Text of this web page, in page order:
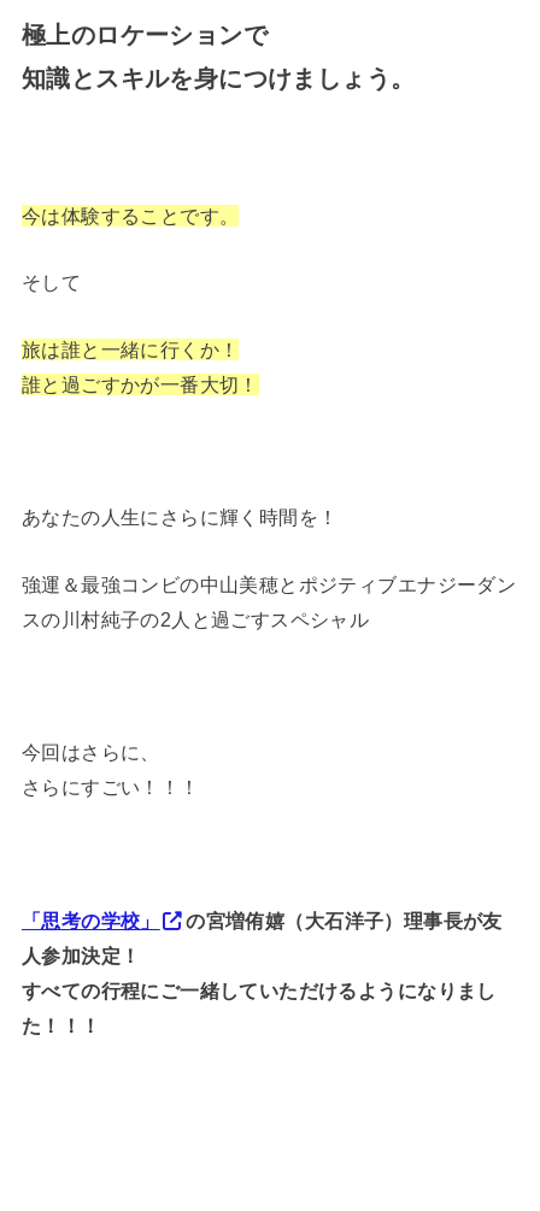
極上のロケーションで
知識とスキルを身につけましょう。
今は体験することです。
そして
旅は誰と一緒に行くか！
誰と過ごすかが一番大切！
あなたの人生にさらに輝く時間を！
強運＆最強コンビの中山美穂とポジティブエナジーダン
スの川村純子の2人と過ごすスペシャル
今回はさらに、
さらにすごい！！！
「思考の学校」
の宮増侑嬉（大石洋子）理事長が友
人参加決定！
すべての行程にご一緒していただけるようになりまし
た！！！